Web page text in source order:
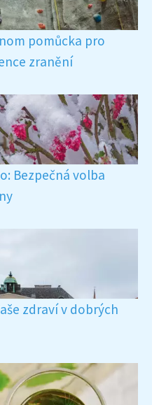
pomůcka pro
zranění
Bezpečná volba
zdraví v dobrých